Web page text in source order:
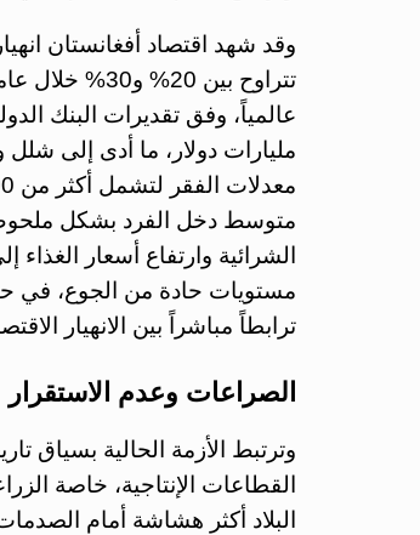
مليارات دولار، ما أدى إلى
متوسط دخل الفرد بشكل ملحوظ
ترابطاً مباشراً بين الانهيار
الصراعات وعدم الاستقرار
وترتبط الأزمة الحالية بسياق
القطاعات الإنتاجية، خاصة
البلاد أكثر هشاشة أمام